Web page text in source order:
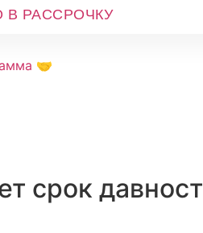
В РАССРОЧКУ
🤝
срок